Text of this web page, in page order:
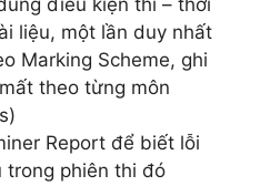
điều kiện thi – thời
liệu, một lần duy nhất
Marking Scheme, ghi
theo từng môn
Report để biết lỗi
trong phiên thi đó